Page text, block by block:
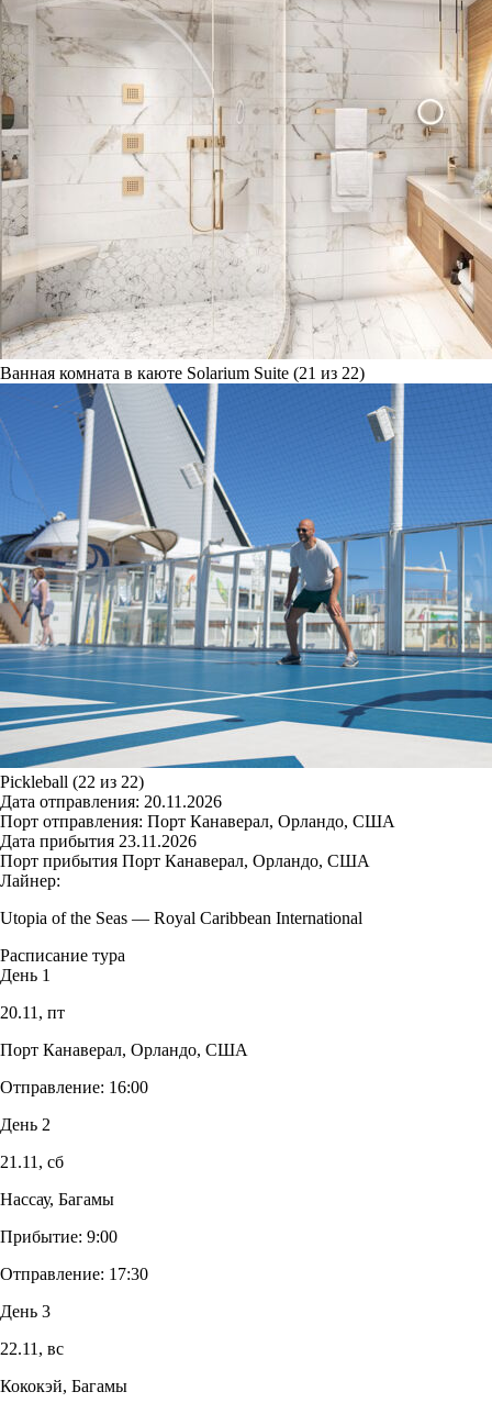
Ванная комната в каюте Solarium Suite (21 из 22)
Pickleball (22 из 22)
Дата отправления: 20.11.2026
Порт отправления: Порт Канаверал, Орландо, США
Дата прибытия 23.11.2026
Порт прибытия Порт Канаверал, Орландо, США
Лайнер:
Utopia of the Seas — Royal Caribbean International
Расписание тура
День 1
20.11, пт
Порт Канаверал, Орландо, США
Отправление: 16:00
День 2
21.11, сб
Нассау, Багамы
Прибытие: 9:00
Отправление: 17:30
День 3
22.11, вс
Кококэй, Багамы